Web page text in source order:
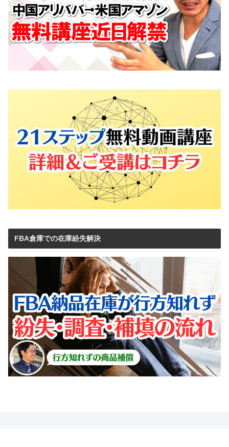
FBA倉庫での在庫紛失解決